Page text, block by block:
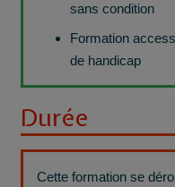
sans condition
Formation
de handicap
Durée
Cette formation se